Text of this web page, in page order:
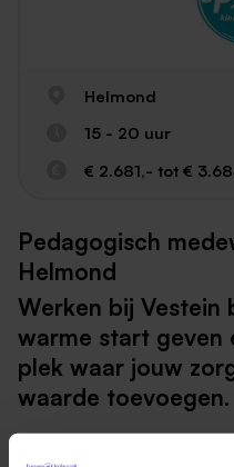
Helmond
15 - 20 uur
€ 2.681,- tot €
Pedagogisch
Helmond
Werken bij Vestein
warme start geven
plek waar jouw
waarde toevoegen.
De deur gaat open en